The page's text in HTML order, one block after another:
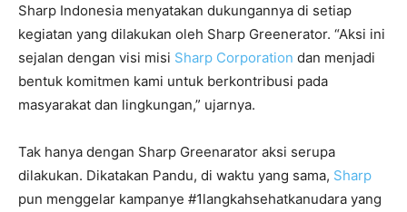
Sharp Indonesia menyatakan dukungannya di setiap
kegiatan yang dilakukan oleh Sharp Greenerator. “Aksi ini
sejalan dengan visi misi Sharp Corporation dan menjadi
bentuk komitmen kami untuk berkontribusi pada
masyarakat dan lingkungan,” ujarnya.
Tak hanya dengan Sharp Greenarator aksi serupa
dilakukan. Dikatakan Pandu, di waktu yang sama, Sharp
pun menggelar kampanye #1langkahsehatkanudara yang